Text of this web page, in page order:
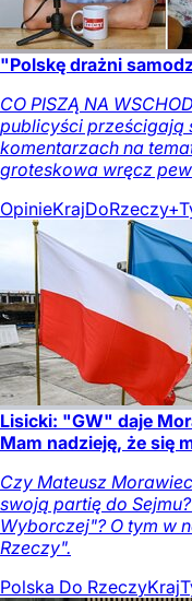
"Polskę drażni
CO PISZĄ NA
publicyści prześcigają
komentarzach na
groteskowa wręcz
OpinieKrajDoRzeczy+
Lisicki: "GW" daje
Mam nadzieję, że się
Czy Mateusz
swoją partię do
Wyborczej"? O tym w
Rzeczy".
Polska Do RzeczyKraj